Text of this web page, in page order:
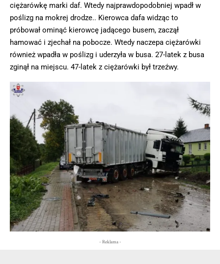
ciężarówkę marki daf. Wtedy najprawdopodobniej wpadł w
poślizg na mokrej drodze.. Kierowca dafa widząc to
próbował ominąć kierowcę jadącego busem, zaczął
hamować i zjechał na pobocze. Wtedy naczepa ciężarówki
również wpadła w poślizg i uderzyła w busa. 27-latek z busa
zginął na miejscu. 47-latek z ciężarówki był trzeźwy.
- Reklama -